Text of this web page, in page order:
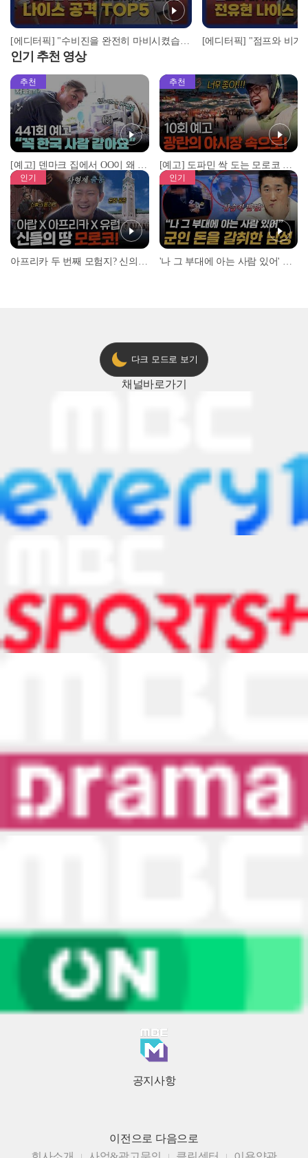
[에디터픽] "수비진을 완전히 마비시켰습니다!" 나이스 공격 TOP5 I 2023 일등가 한우만찬배 족구 코리아리그 PO 2경기 여주시민족구단 vs UG파트너
인기 추천 영상
추천
[예고] 덴마크 집에서 OO이 왜 나와...? 이상할 정도로 한국을 사랑하는 우리 형을 제보합니다!
추천
[예고] 도파민 싹 도는 모로코 야시장 투어!
인기 인기
다크 모드로 보기
채널바로가기
공지사항
이전으로 다음으로